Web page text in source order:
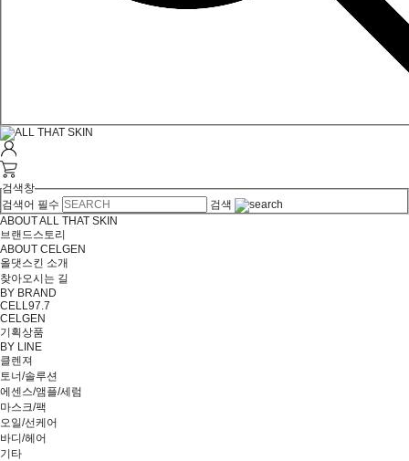
검색창
검색어 필수
검색
ABOUT ALL THAT SKIN
브랜드스토리
ABOUT CELGEN
올댓스킨 소개
찾아오시는 길
BY BRAND
CELL97.7
CELGEN
기획상품
BY LINE
클렌져
토너/솔루션
에센스/앰플/세럼
마스크/팩
오일/선케어
바디/헤어
기타